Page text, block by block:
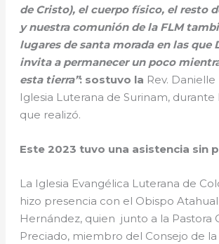
de Cristo), el cuerpo físico, el resto
y nuestra comunión de la FLM
lugares de santa morada en las que
invita a permanecer un poco
esta tierra”: sostuvo la Rev.
Iglesia Luterana de Surinam,
que realizó.
Este 2023 tuvo una asistencia sin
La Iglesia Evangélica Luterana de
hizo presencia con el Obispo
Hernández, quien junto a la Pastora
Preciado, miembro del Consejo de la